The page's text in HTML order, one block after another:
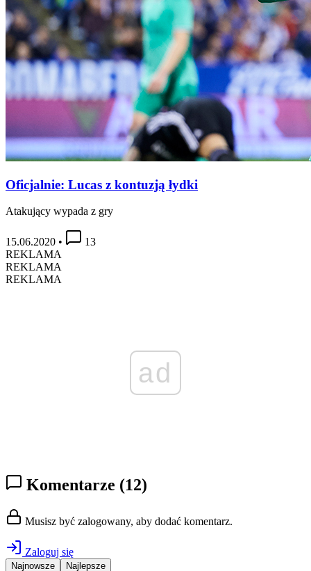
Oficjalnie: Lucas z kontuzją łydki
Atakujący wypada z gry
15.06.2020 •
13
REKLAMA
REKLAMA
REKLAMA
ad
Komentarze (12)
Musisz być zalogowany, aby dodać komentarz.
Zaloguj się
Najnowsze Najlepsze